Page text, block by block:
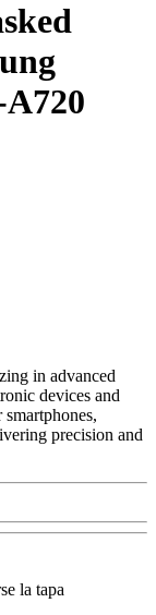
in advanced
devices and
precision and
la tapa